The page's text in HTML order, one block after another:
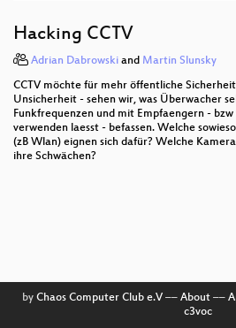
Hacking CCTV
Adrian Dabrowski and Martin Slunsky
CCTV möchte für mehr öffentliche
Unsicherheit - sehen wir, was Überwacher
Funkfrequenzen und mit Empfaengern - bzw
verwenden laesst - befassen. Welche
(zB Wlan) eignen sich dafür? Welche
ihre Schwächen?
by Chaos Computer Club e.V–– About––
c3voc